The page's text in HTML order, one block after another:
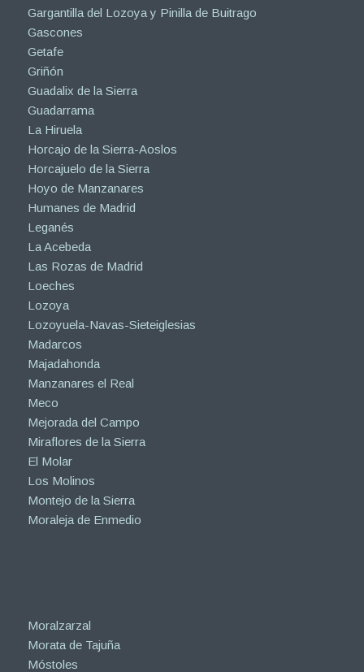
Gargantilla del Lozoya y Pinilla de Buitrago
Gascones
Getafe
Griñón
Guadalix de la Sierra
Guadarrama
La Hiruela
Horcajo de la Sierra-Aoslos
Horcajuelo de la Sierra
Hoyo de Manzanares
Humanes de Madrid
Leganés
La Acebeda
Las Rozas de Madrid
Loeches
Lozoya
Lozoyuela-Navas-Sieteiglesias
Madarcos
Majadahonda
Manzanares el Real
Meco
Mejorada del Campo
Miraflores de la Sierra
El Molar
Los Molinos
Montejo de la Sierra
Moraleja de Enmedio
Moralzarzal
Morata de Tajuña
Móstoles